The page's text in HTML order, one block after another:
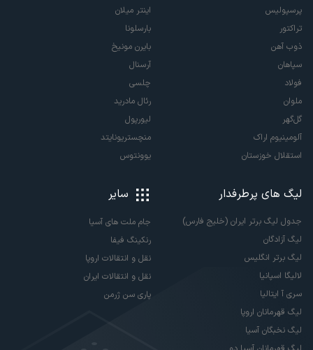
پرسپولیس
تراکتور
ذوب آهن
سپاهان
فولاد
ملوان
گل‌گهر
آلومینیوم اراک
استقلال خوزستان
اینتر میلان
بارسلونا
بایرن مونیخ
آرسنال
چلسی
رئال مادرید
لیورپول
منچستریونایتد
یوونتوس
لیگ های پرطرفدار
جدول لیگ برتر ایران (خلیج فارس)
لیگ آزادگان
لیگ برتر انگلیس
لالیگا اسپانیا
سری آ ایتالیا
لیگ قهرمانان اروپا
لیگ نخبگان آسیا
سایر
جام ملت های آسیا
رنکینگ فیفا
نقل و انتقالات اروپا
نقل و انتقالات ایران
پاری سن ژرمن